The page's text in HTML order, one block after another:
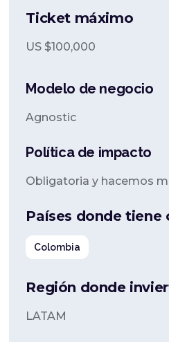
Ticket máximo
US $100,000
Modelo de negocio
Agnostic
Política de impacto
Obligatoria y hacemos
Países donde tiene
Colombia
Región donde
LATAM